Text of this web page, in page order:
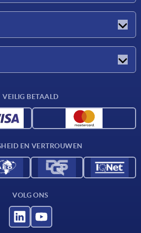
VEILIG BETAALD
EN VERTROUWEN
VOLG ONS